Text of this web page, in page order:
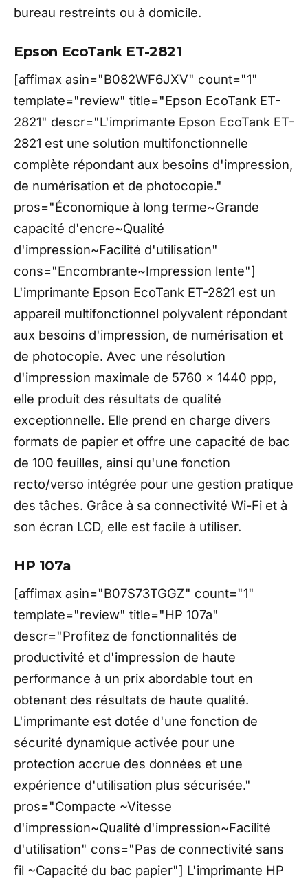
bureau restreints ou à domicile.
Epson EcoTank ET-2821
[affimax asin="B082WF6JXV" count="1"
template="review" title="Epson EcoTank ET-
2821" descr="L'imprimante Epson EcoTank ET-
2821 est une solution multifonctionnelle
complète répondant aux besoins d'impression,
de numérisation et de photocopie."
pros="Économique à long terme~Grande
capacité d'encre~Qualité
d'impression~Facilité d'utilisation"
cons="Encombrante~Impression lente"]
L'imprimante Epson EcoTank ET-2821 est un
appareil multifonctionnel polyvalent répondant
aux besoins d'impression, de numérisation et
de photocopie. Avec une résolution
d'impression maximale de 5760 x 1440 ppp,
elle produit des résultats de qualité
exceptionnelle. Elle prend en charge divers
formats de papier et offre une capacité de bac
de 100 feuilles, ainsi qu'une fonction
recto/verso intégrée pour une gestion pratique
des tâches. Grâce à sa connectivité Wi-Fi et à
son écran LCD, elle est facile à utiliser.
HP 107a
[affimax asin="B07S73TGGZ" count="1"
template="review" title="HP 107a"
descr="Profitez de fonctionnalités de
productivité et d'impression de haute
performance à un prix abordable tout en
obtenant des résultats de haute qualité.
L'imprimante est dotée d'une fonction de
sécurité dynamique activée pour une
protection accrue des données et une
expérience d'utilisation plus sécurisée."
pros="Compacte ~Vitesse
d'impression~Qualité d'impression~Facilité
d'utilisation" cons="Pas de connectivité sans
fil ~Capacité du bac papier"] L'imprimante HP